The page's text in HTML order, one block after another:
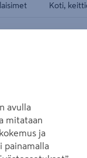
Koti,
16A-
EAN-koodi
A. 3 x Schuko +
avulla
mitataan
ja
painamalla